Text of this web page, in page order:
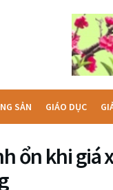
SẢN GIÁO DỤC
ổn khi giá